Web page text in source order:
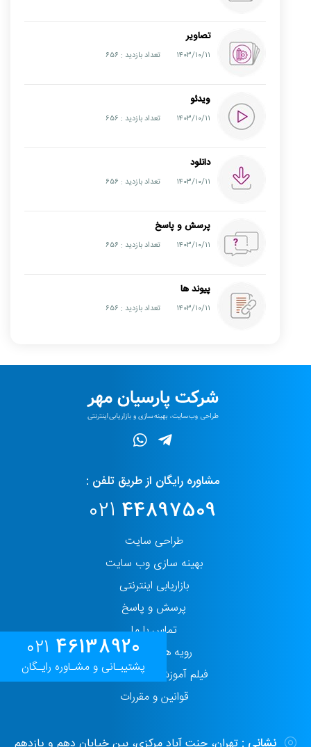
021 46138920
پشتیبـانی و مشـاوره رایـگان
تصاویر
۱۴۰۳/۱۰/۱۱ تعداد بازدید : ۶۵۶
ویدئو
۱۴۰۳/۱۰/۱۱ تعداد بازدید : ۶۵۶
دانلود
۱۴۰۳/۱۰/۱۱ تعداد بازدید : ۶۵۶
پرسش و پاسخ
۱۴۰۳/۱۰/۱۱ تعداد بازدید : ۶۵۶
پیوند ها
۱۴۰۳/۱۰/۱۱ تعداد بازدید : ۶۵۶
مشاوره رایگان از طریق تلفن :
021 44897509
طراحی سایت
بهینه سازی وب سایت
بازاریابی اینترنتی
پرسش و پاسخ
تماس با ما
رویه های حفاظت
فیلم آموزش پنل مدیریت
قوانین و مقررات